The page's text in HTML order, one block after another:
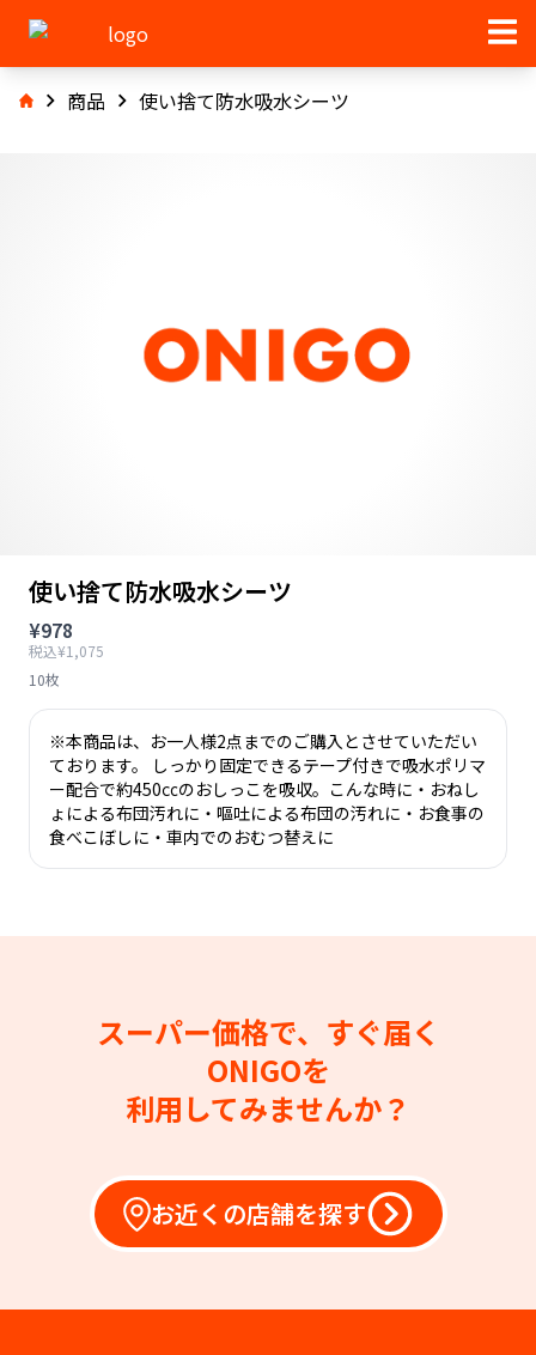
商品 使い捨て防水吸水シーツ
使い捨て防水吸水シーツ
¥978
税込¥1,075
10枚
※本商品は、お一人様2点までのご購入とさせていただい
ております。 しっかり固定できるテープ付きで吸水ポリマ
ー配合で約450㏄のおしっこを吸収。こんな時に・おねし
ょによる布団汚れに・嘔吐による布団の汚れに・お食事の
食べこぼしに・車内でのおむつ替えに
スーパー価格で、すぐ届く
ONIGOを
利用してみませんか？
お近くの店舗を探す